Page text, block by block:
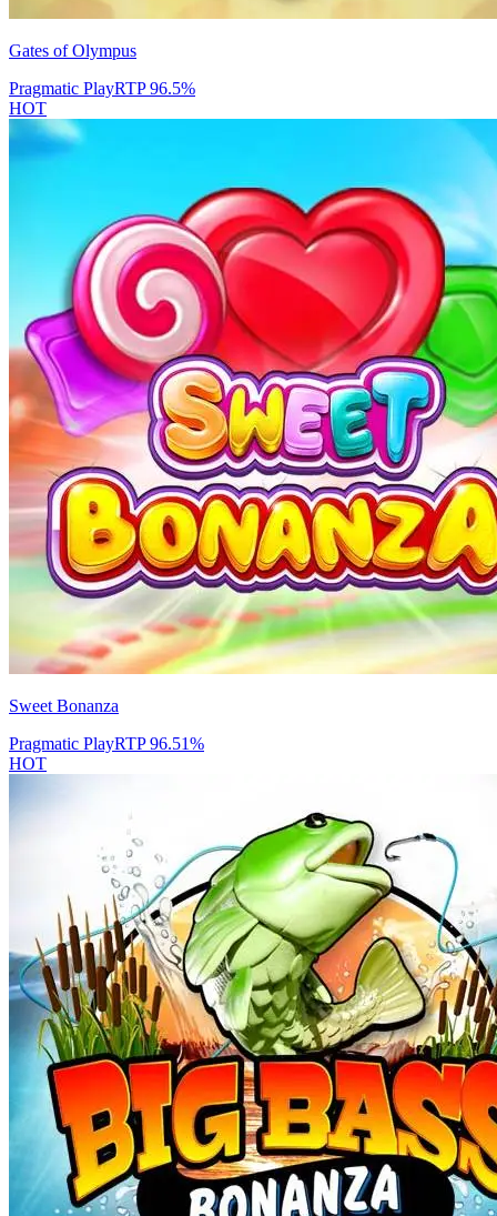
Gates of Olympus
Pragmatic PlayRTP96.5%
HOT
Sweet Bonanza
Pragmatic PlayRTP96.51%
HOT